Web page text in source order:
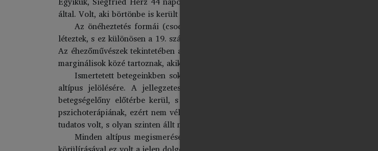
által. Volt, aki börtönbe is került csalás miatt.
Az önéheztetés formái (csoda, látványosság, betegség) között átmeneti
léteztek, s ez különösen a 19. században volt így. A vallásos magyarázatoktól az
Az éhezőművészek tekintetében a pszichiatrizálás veszélye áll fenn, minden
marginálisok közé tartoznak, akik viselkedését gyakran pszichiátriai terminusokkal írják
Ismertetett betegeinkben sok hasonlatosság emlékeztetett az éhezőművészek
altípus jelölésére. A jellegzetességek többé-kevésbé általában megtalálhatók
betegségelőny előtérbe kerül, s ebben a formában egészen a
pszichoterápiának, ezért nem véletlen, hogy az ismertetett betegek állapotában
tudatos volt, s olyan szinten állt meg, amelyen a kórházi kezelést elkerülték, de
Minden altípus megismerése segítségére lehet a terapeutának a terápia